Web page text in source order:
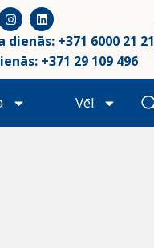
dienās: +371 6000 21 21
+371 29 109 496
Vēl